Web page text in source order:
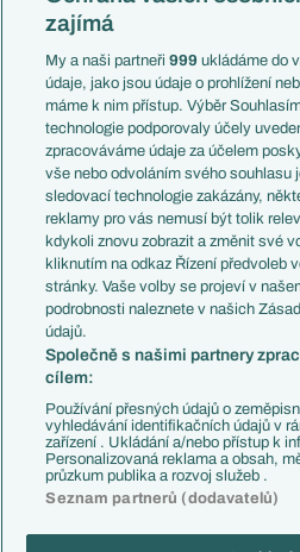
Mistrovství světa
Liga národů
Témata
Představení týmů MS
EuroSkauting
PL v kostce
Evropské koeficienty
Přestupy
Přestupové spekulace
Zranění
Kluby
Arsenal FC
Chelsea FC
Manchester United
AC Milán
Juventus FC
Bayern Mnichov
FC Barcelona
Real Madrid
zajímá
My a naši partneři999 ukládáme do
údaje, jako jsou údaje o prohlížení
máme k nim přístup. Výběr
technologie podporovaly účely
zpracováváme údaje za účelem
vše nebo odvoláním svého souhlasu
sledovací technologie zakázány,
reklamy pro vás nemusí být tolik
kdykoli znovu zobrazit a změnit své
kliknutím na odkaz Řízení předvoleb
stránky. Vaše volby se projeví v
podrobnosti naleznete v našich
údajů.
Společně s našimi partnery
cílem:
Používání přesných údajů o
vyhledávání identifikačních údajů v
zařízení . Ukládání a/nebo přístup k
Personalizovaná reklama a obsah,
průzkum publika a rozvoj služeb .
Seznam partnerů (dodavatelů)